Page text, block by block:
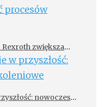
zwiększa
nowoczesne